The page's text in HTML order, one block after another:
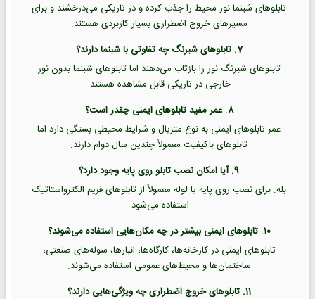
تابلوهای شبنما نور محیط را جذب کرده و در تاریکی می‌درخشند و برای
مسیرهای خروج اضطراری بسیار کاربردی هستند.
7. تابلوهای شبرنگ چه تفاوتی با شبنما دارند؟
تابلوهای شبرنگ نور را بازتاب می‌دهند اما تابلوهای شبنما بدون نور
خارجی در تاریکی قابل مشاهده هستند.
8. عمر مفید تابلوهای ایمنی چقدر است؟
عمر تابلوهای ایمنی به نوع متریال و شرایط محیطی بستگی دارد اما
تابلوهای باکیفیت معمولاً چندین سال دوام دارند.
9. آیا امکان نصب تابلو روی پایه وجود دارد؟
بله. برای نصب روی پایه یا لوله معمولاً از تابلوهای فریم الکترواستاتیک
استفاده می‌شود.
10. تابلوهای ایمنی بیشتر در چه مکان‌هایی استفاده می‌شوند؟
تابلوهای ایمنی در کارخانه‌ها، کارگاه‌ها، انبارها، سوله‌های صنعتی،
ساختمان‌ها و محیط‌های عمومی استفاده می‌شوند.
11. تابلوهای خروج اضطراری چه ویژگی‌هایی دارند؟